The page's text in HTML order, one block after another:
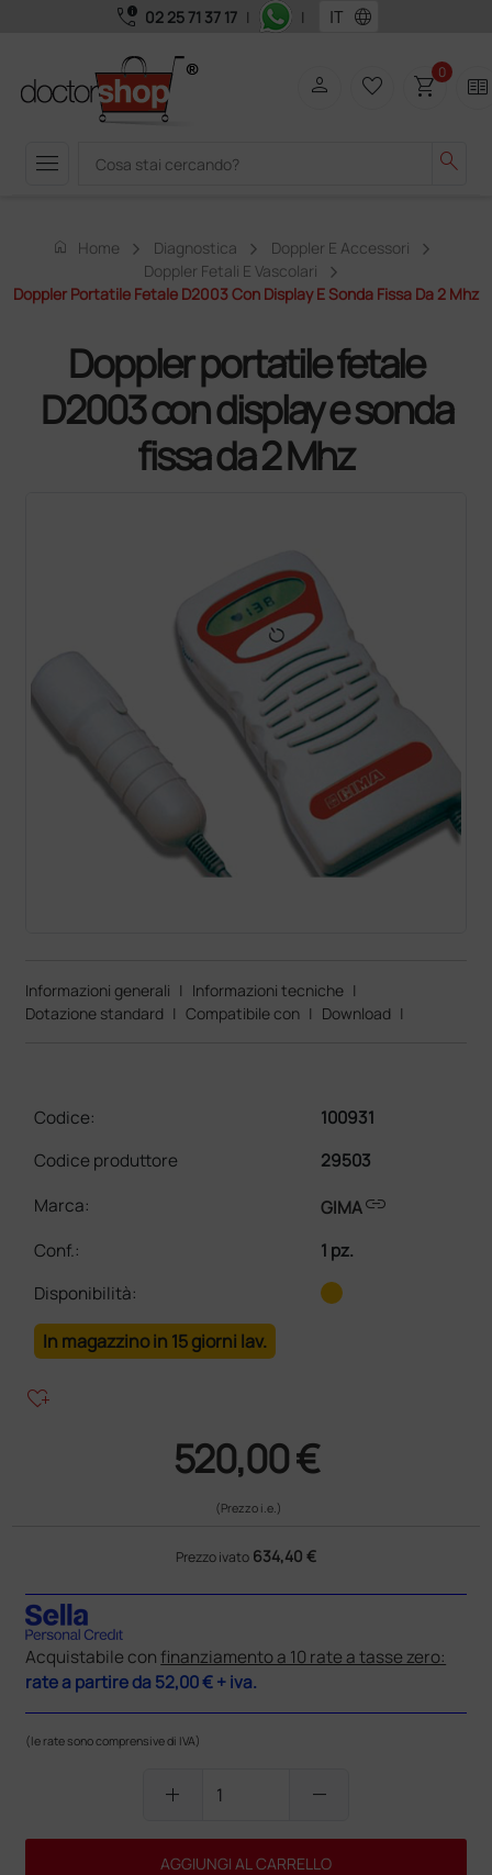
call_quality 02 25 71 37 17 | | language
menu search
person favorite_border shopping_cart0 two_pager
home Home Diagnostica
Doppler E Accessori
Doppler Fetali E Vascolari
Doppler Portatile Fetale D2003 Con Display E Sonda Fissa Da 2 Mhz
Doppler portatile fetale
D2003 con display e sonda
fissa da 2 Mhz
Informazioni generali | Informazioni tecniche |
Dotazione standard | Compatibile con | Download |
Codice:
100931
Codice produttore
29503
Marca:
GIMAlink
Conf.:
1 pz.
Disponibilità:
In magazzino in 15 giorni lav.
heart_plus
520,00 €
(Prezzo i.e.)
Prezzo ivato 634,40 €
Acquistabile con finanziamento a 10 rate a tasse zero:
rate a partire da52,00 €+ iva.
(le rate sono comprensive di IVA)
add remove
AGGIUNGI AL CARRELLO